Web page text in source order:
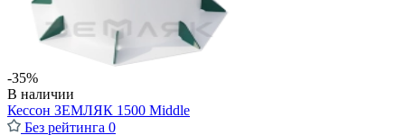
-35%
В наличии
Кессон ЗЕМЛЯК 1500 Middle
Без рейтинга 0